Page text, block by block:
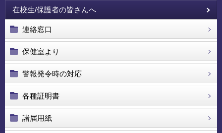
在校生/保護者の皆さんへ
連絡窓口
保健室より
警報発令時の対応
各種証明書
諸届用紙